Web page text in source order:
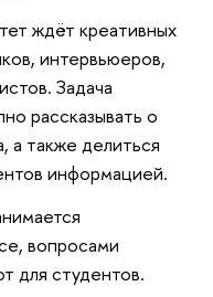
ждёт креативных
интервьюеров,
Задача
рассказывать о
а также делиться
информацией.
вопросами
для студентов.